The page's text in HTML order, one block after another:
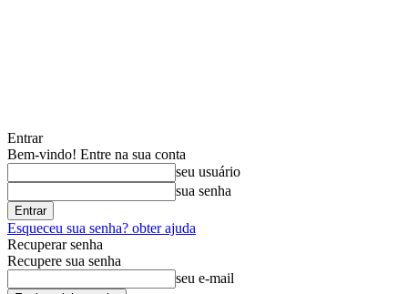
Entrar
Bem-vindo! Entre na sua conta
seu usuário
sua senha
Esqueceu sua senha? obter ajuda
Recuperar senha
Recupere sua senha
seu e-mail